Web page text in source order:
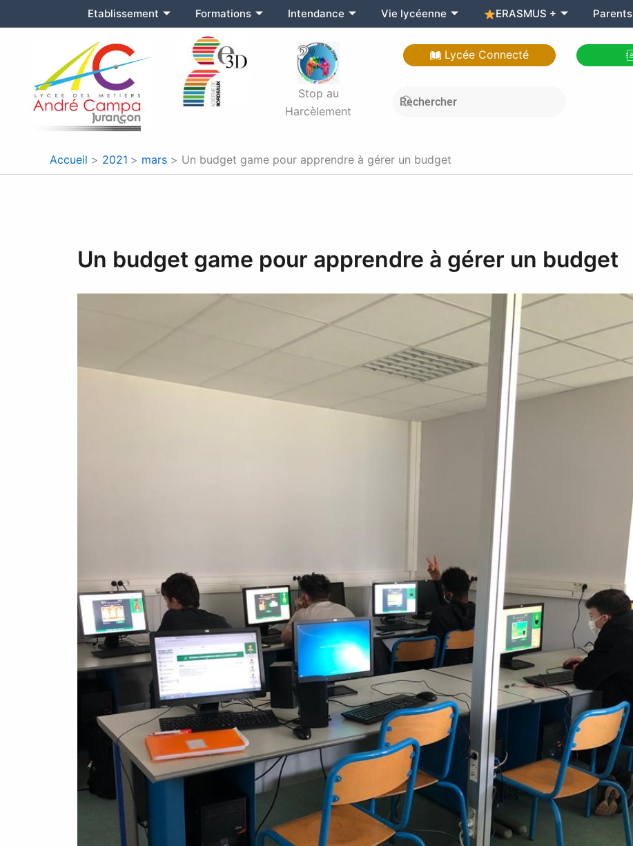
au
Etablissement Formations Intendance Vie lycéenne ERASMUS + Parents
Stop au
Harcèlement
Lycée Connecté
Accueil 2021 mars Un budget game pour apprendre à gérer un budget
Un budget game pour apprendre à gérer un budget